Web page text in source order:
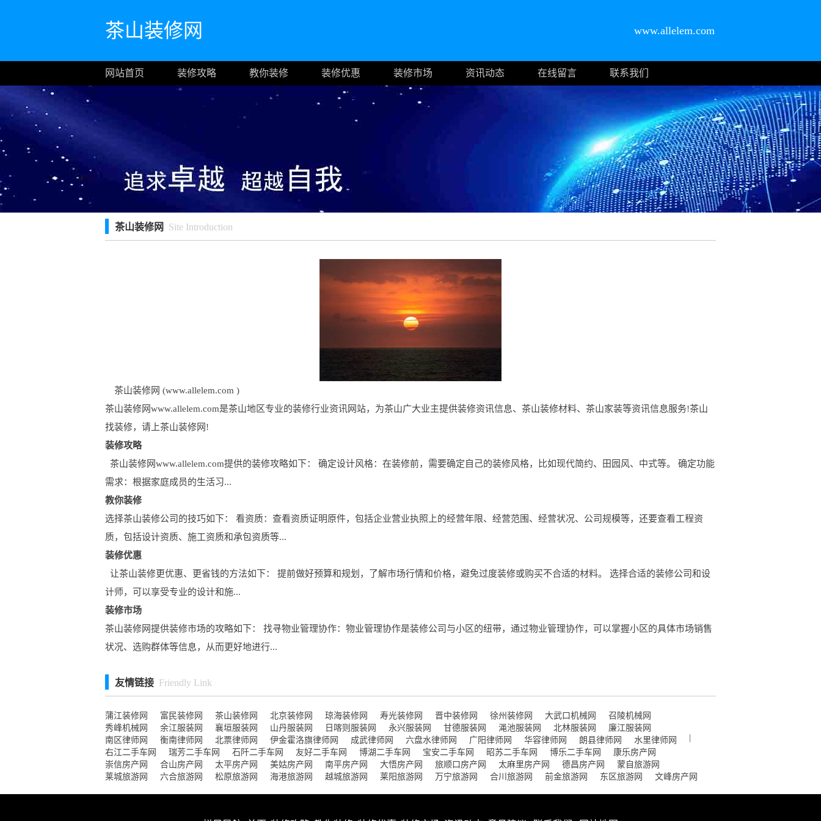
茶山装修网 www.allelem.com
网站首页 装修攻略 教你装修 装修优惠 装修市场 资讯动态 在线留言 联系我们
茶山装修网 Site Introduction
茶山装修网 (www.allelem.com )
茶山装修网www.allelem.com是茶山地区专业的装修行业资讯网站，为茶山广大业主提供装修资讯信息、茶山装修材料、茶山家装等资讯信息服务!茶山
找装修，请上茶山装修网!
装修攻略
茶山装修网www.allelem.com提供的装修攻略如下： 确定设计风格：在装修前，需要确定自己的装修风格，比如现代简约、田园风、中式等。 确定功能
需求：根据家庭成员的生活习...
教你装修
选择茶山装修公司的技巧如下： 看资质：查看资质证明原件，包括企业营业执照上的经营年限、经营范围、经营状况、公司规模等，还要查看工程资
质，包括设计资质、施工资质和承包资质等...
装修优惠
让茶山装修更优惠、更省钱的方法如下： 提前做好预算和规划，了解市场行情和价格，避免过度装修或购买不合适的材料。 选择合适的装修公司和设
计师，可以享受专业的设计和施...
装修市场
茶山装修网提供装修市场的攻略如下： 找寻物业管理协作：物业管理协作是装修公司与小区的纽带，通过物业管理协作，可以掌握小区的具体市场销售
状况、选购群体等信息，从而更好地进行...
友情链接 Friendly Link
蒲江装修网 富民装修网 茶山装修网 北京装修网 琼海装修网 寿光装修网 晋中装修网 徐州装修网 大武口机械网
召陵机械网
秀峰机械网
余江服装网 襄垣服装网 山丹服装网 日喀则服装网 永兴服装网 甘德服装网 渑池服装网 北林服装网
廉江服装网
南区律师网
衡南律师网 北票律师网 伊金霍洛旗律师网 成武律师网 六盘水律师网 广阳律师网 华容律师网 朗县律师网 水里律师网
右江二手车网
瑞芳二手车网 石阡二手车网 友好二手车网 博湖二手车网 宝安二手车网 昭苏二手车网 博乐二手车网
康乐房产网
崇信房产网
合山房产网 太平房产网 美姑房产网 南平房产网 大悟房产网 旅顺口房产网 太麻里房产网 德昌房产网
蒙自旅游网
莱城旅游网
六合旅游网 松原旅游网 海港旅游网 越城旅游网 莱阳旅游网 万宁旅游网 合川旅游网 前金旅游网 东区旅游网 文峰房产网